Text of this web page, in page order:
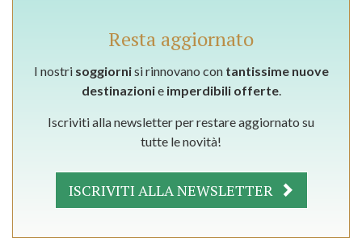
Resta aggiornato
I nostri soggiornisi rinnovano con tantissime nuove
destinazionie imperdibili offerte.
Iscriviti alla newsletter per restare aggiornato su
tutte le novità!
ISCRIVITI ALLA NEWSLETTER